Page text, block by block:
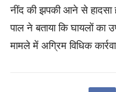
नींद की झपकी आने से हादसा
पाल ने बताया कि घायलों का
मामले में अग्रिम विधिक